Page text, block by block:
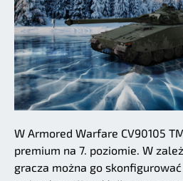
W Armored Warfare CV90105
premium na 7. poziomie. W
gracza można go